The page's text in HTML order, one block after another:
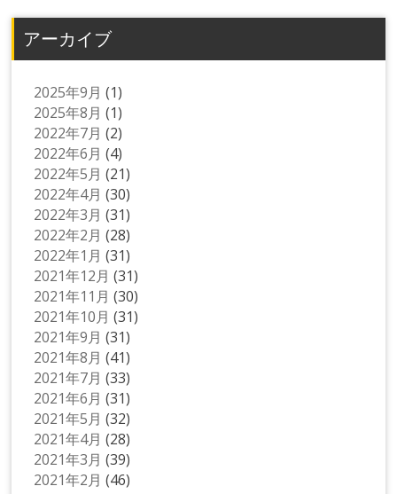
アーカイブ
2025年9月 (1)
2025年8月 (1)
2022年7月 (2)
2022年6月 (4)
2022年5月 (21)
2022年4月 (30)
2022年3月 (31)
2022年2月 (28)
2022年1月 (31)
2021年12月 (31)
2021年11月 (30)
2021年10月 (31)
2021年9月 (31)
2021年8月 (41)
2021年7月 (33)
2021年6月 (31)
2021年5月 (32)
2021年4月 (28)
2021年3月 (39)
2021年2月 (46)